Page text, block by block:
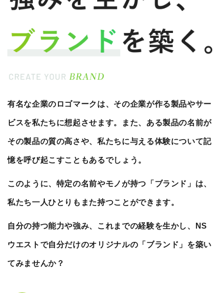
有名な企業のロゴマークは、その企業が作る製品やサー
ビスを私たちに想起させます。また、ある製品の名前が
その製品の質の高さや、私たちに与える体験について記
憶を呼び起こすこともあるでしょう。
このように、特定の名前やモノが持つ「ブランド」は、
私たち一人ひとりもまた持つことができます。
自分の持つ能力や強み、これまでの経験を生かし、NS
ウエストで自分だけのオリジナルの「ブランド」を築い
てみませんか？